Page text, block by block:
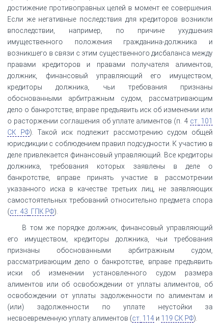
достижение противоправных целей в момент ее совершения.
Если же негативные последствия для кредиторов возникли
впоследствии, например, по причине ухудшения
имущественного положения гражданина-должника и
возникшего в связи с этим существенного дисбаланса между
правами кредиторов и правами получателя алиментов,
должник, финансовый управляющий его имуществом,
кредиторы должника, чьи требования признаны
обоснованными арбитражным судом, рассматривающим
дело о банкротстве, вправе предъявить иск об изменении или
о расторжении соглашения об уплате алиментов (п. 4 ст. 101
СК РФ). Такой иск подлежит рассмотрению судом общей
юрисдикции с соблюдением правил подсудности. К участию в
деле привлекается финансовый управляющий. Все кредиторы
должника, требования которых заявлены в деле о
банкротстве, вправе принять участие в рассмотрении
указанного иска в качестве третьих лиц, не заявляющих
самостоятельных требований относительно предмета спора
(ст. 43 ГПК РФ).
В том же порядке должник, финансовый управляющий
его имуществом, кредиторы должника, чьи требования
признаны обоснованными арбитражным судом,
рассматривающим дело о банкротстве, вправе предъявить
иски об изменении установленного судом размера
алиментов или об освобождении от уплаты алиментов, об
освобождении от уплаты задолженности по алиментам и
(или) задолженности по уплате неустойки за
несвоевременную уплату алиментов (ст. 114 и 119 СК РФ).